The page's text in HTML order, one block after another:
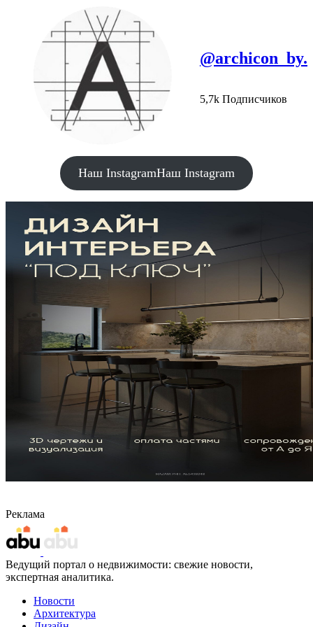
@archicon_by.
5,7k Подписчиков
Наш InstagramНаш Instagram
Реклама
Ведущий портал о недвижимости: свежие новости,
экспертная аналитика.
Новости
Архитектура